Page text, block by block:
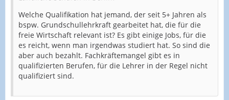
Welche Qualifikation hat jemand, der seit 5+ Jahren als
bspw. Grundschullehrkraft gearbeitet hat, die für die
freie Wirtschaft relevant ist? Es gibt einige Jobs, für die
es reicht, wenn man irgendwas studiert hat. So sind die
aber auch bezahlt. Fachkräftemangel gibt es in
qualifizierten Berufen, für die Lehrer in der Regel nicht
qualifiziert sind.